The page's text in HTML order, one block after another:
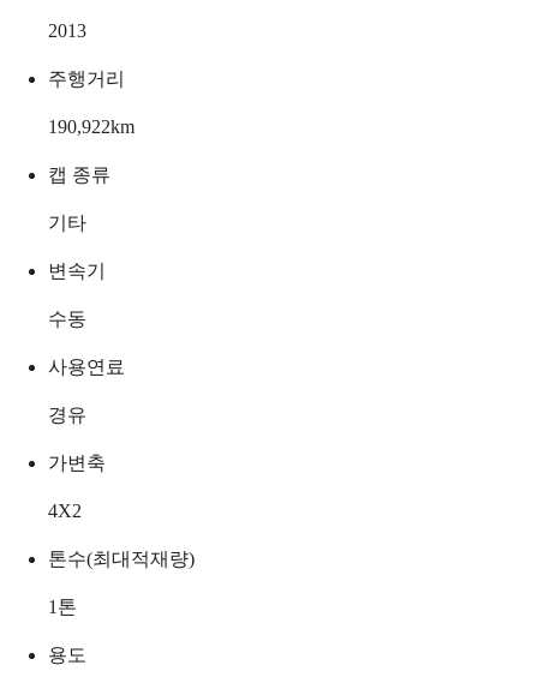
2013
주행거리
190,922km
캡 종류
기타
변속기
수동
사용연료
경유
가변축
4X2
톤수(최대적재량)
1 톤
용도